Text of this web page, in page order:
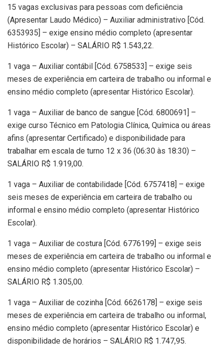
15 vagas exclusivas para pessoas com deficiência
(Apresentar Laudo Médico) – Auxiliar administrativo [Cód.
6353935] – exige ensino médio completo (apresentar
Histórico Escolar) – SALÁRIO R$ 1.543,22.
1 vaga – Auxiliar contábil [Cód. 6758533] – exige seis
meses de experiência em carteira de trabalho ou informal e
ensino médio completo (apresentar Histórico Escolar).
1 vaga – Auxiliar de banco de sangue [Cód. 6800691] –
exige curso Técnico em Patologia Clínica, Química ou áreas
afins (apresentar Certificado) e disponibilidade para
trabalhar em escala de turno 12 x 36 (06:30 às 18:30) –
SALÁRIO R$ 1.919,00.
1 vaga – Auxiliar de contabilidade [Cód. 6757418] – exige
seis meses de experiência em carteira de trabalho ou
informal e ensino médio completo (apresentar Histórico
Escolar).
1 vaga – Auxiliar de costura [Cód. 6776199] – exige seis
meses de experiência em carteira de trabalho ou informal e
ensino médio completo (apresentar Histórico Escolar) –
SALÁRIO R$ 1.305,00.
1 vaga – Auxiliar de cozinha [Cód. 6626178] – exige seis
meses de experiência em carteira de trabalho ou informal,
ensino médio completo (apresentar Histórico Escolar) e
disponibilidade de horários – SALÁRIO R$ 1.747,95.